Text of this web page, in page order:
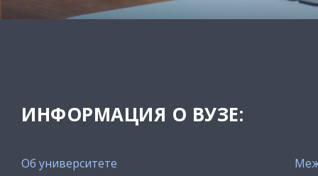
ИНФОРМАЦИЯ О ВУЗЕ:
Об университете